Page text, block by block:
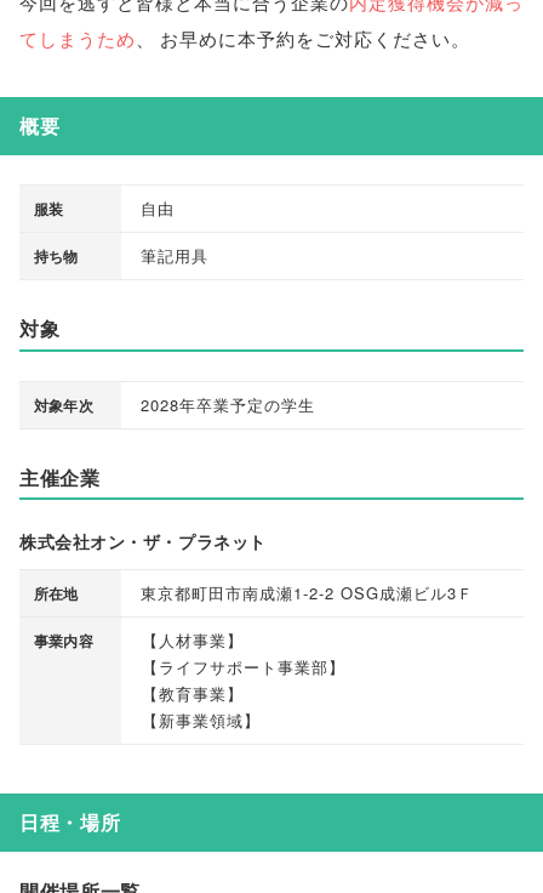
てしまうため、 お早めに本予約をご対応ください。
概要
服装 自由
持ち物 筆記用具
対象
対象年次 2028年卒業予定の学生
主催企業
株式会社オン・ザ・プラネット
所在地 東京都町田市南成瀬1-2-2 OSG成瀬ビル3Ｆ
事業内容 【 人材事業】
【ライフサポート事業部】
【教育事業】
【新事業領域】
日程・場所